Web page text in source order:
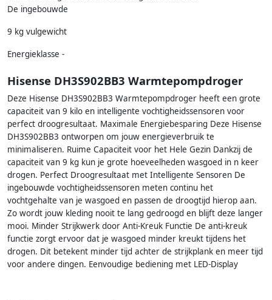
De ingebouwde
9 kg vulgewicht
Energieklasse -
Hisense DH3S902BB3 Warmtepompdroger
Deze Hisense DH3S902BB3 Warmtepompdroger heeft een grote
capaciteit van 9 kilo en intelligente vochtigheidssensoren voor
perfect droogresultaat. Maximale Energiebesparing Deze Hisense
DH3S902BB3 ontworpen om jouw energieverbruik te
minimaliseren. Ruime Capaciteit voor het Hele Gezin Dankzij de
capaciteit van 9 kg kun je grote hoeveelheden wasgoed in n keer
drogen. Perfect Droogresultaat met Intelligente Sensoren De
ingebouwde vochtigheidssensoren meten continu het
vochtgehalte van je wasgoed en passen de droogtijd hierop aan.
Zo wordt jouw kleding nooit te lang gedroogd en blijft deze langer
mooi. Minder Strijkwerk door Anti-Kreuk Functie De anti-kreuk
functie zorgt ervoor dat je wasgoed minder kreukt tijdens het
drogen. Dit betekent minder tijd achter de strijkplank en meer tijd
voor andere dingen. Eenvoudige bediening met LED-Display